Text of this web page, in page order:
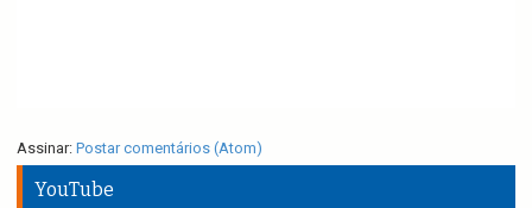
Assinar: Postar comentários (Atom)
YouTube